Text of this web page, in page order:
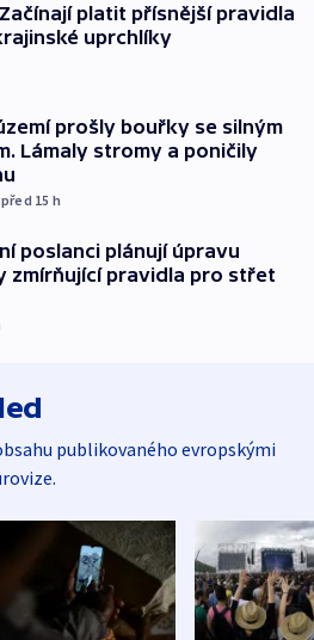
Začínají platit přísnější pravidla
uprchlíky
prošly bouřky se silným
Lámaly stromy a poničily
před 15 h
poslanci plánují úpravu
zmírňující pravidla pro střet
publikovaného evropskými